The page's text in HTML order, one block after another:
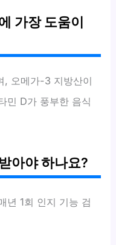
가장 도움이
, 오메가-3 지방산이
민 D가 풍부한 음식
아야 하나요?
년 1회 인지 기능 검